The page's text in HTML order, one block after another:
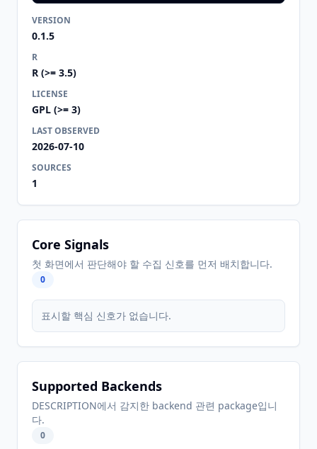
VERSION
0.1.5
R
R (>= 3.5)
LICENSE
GPL (>= 3)
LAST OBSERVED
2026-07-10
SOURCES
1
Core Signals
첫 화면에서 판단해야 할 수집 신호를 먼저 배치합니다.
0
표시할 핵심 신호가 없습니다.
Supported Backends
DESCRIPTION에서 감지한 backend 관련 package입니
다.
0